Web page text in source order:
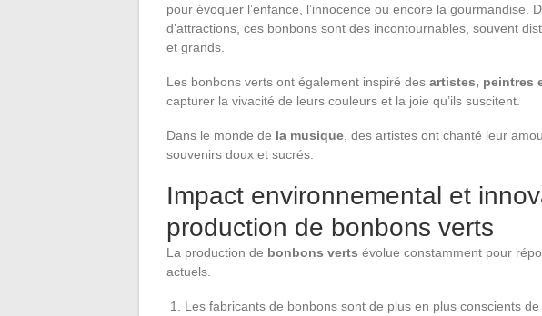
pour évoquer l’enfance, l’innocence ou encore la gourmandise.
d’attractions, ces bonbons sont des incontournables, souvent
et grands.
Les bonbons verts ont également inspiré des artistes, peintres
capturer la vivacité de leurs couleurs et la joie qu’ils suscitent.
Dans le monde de la musique , des artistes ont chanté leur
souvenirs doux et sucrés.
Impact environnemental et
production de bonbons verts
La production de bonbons verts évolue constamment pour
actuels.
Les fabricants de bonbons sont de plus en plus conscients